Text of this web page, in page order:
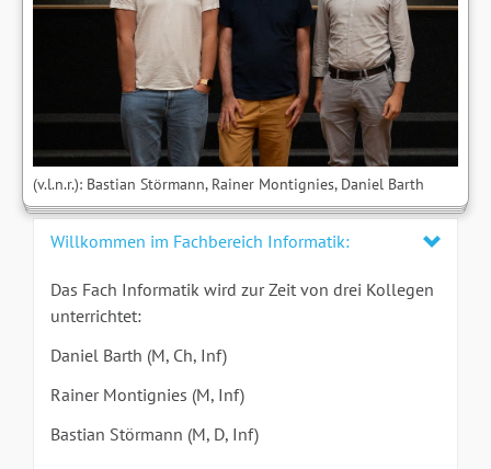
(v.l.n.r.): Bastian Störmann, Rainer Montignies, Daniel Barth
Willkommen im Fachbereich Informatik:
Das Fach Informatik wird zur Zeit von drei Kollegen
unterrichtet:
Daniel Barth (M, Ch, Inf)
Rainer Montignies (M, Inf)
Bastian Störmann (M, D, Inf)